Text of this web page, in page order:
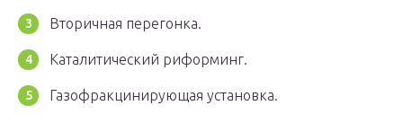
Вторичная перегонка.
Каталитический риформинг.
Газофракцинирующая установка.